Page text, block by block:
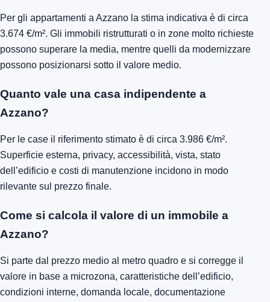
Per gli appartamenti a Azzano la stima indicativa è di circa
3.674 €/m². Gli immobili ristrutturati o in zone molto richieste
possono superare la media, mentre quelli da modernizzare
possono posizionarsi sotto il valore medio.
Quanto vale una casa indipendente a
Azzano?
Per le case il riferimento stimato è di circa 3.986 €/m².
Superficie esterna, privacy, accessibilità, vista, stato
dell’edificio e costi di manutenzione incidono in modo
rilevante sul prezzo finale.
Come si calcola il valore di un immobile a
Azzano?
Si parte dal prezzo medio al metro quadro e si corregge il
valore in base a microzona, caratteristiche dell’edificio,
condizioni interne, domanda locale, documentazione